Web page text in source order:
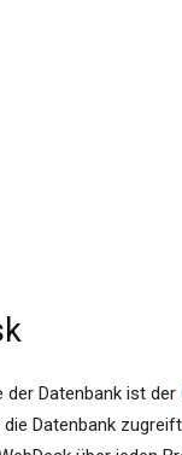
der Datenbank ist der
Datenbank